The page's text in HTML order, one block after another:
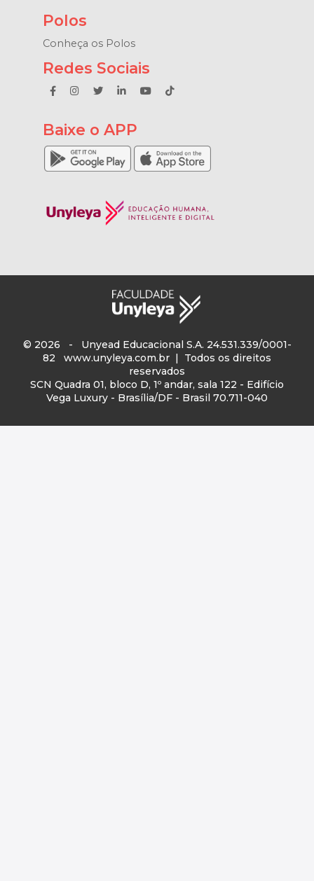
Polos
Conheça os Polos
Redes Sociais
Baixe o APP
© 2026 - Unyead Educacional S.A. 24.531.339/0001-
82 www.unyleya.com.br | Todos os direitos
reservados
SCN Quadra 01, bloco D, 1º andar, sala 122 - Edifício
Vega Luxury - Brasília/DF - Brasil 70.711-040